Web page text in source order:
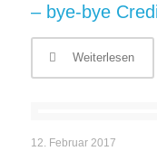
– bye-bye
Weiterlesen
12. Februar 2017